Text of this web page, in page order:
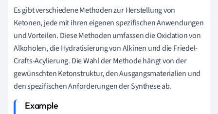
Es gibt verschiedene Methoden zur Herstellung von
Ketonen, jede mit ihren eigenen spezifischen Anwendungen
und Vorteilen. Diese Methoden umfassen die Oxidation von
Alkoholen, die Hydratisierung von Alkinen und die Friedel-
Crafts-Acylierung. Die Wahl der Methode hängt von der
gewünschten Ketonstruktur, den Ausgangsmaterialien und
den spezifischen Anforderungen der Synthese ab.